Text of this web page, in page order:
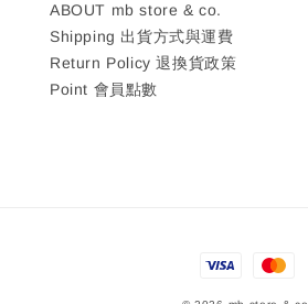
ABOUT mb store & co.
Shipping 出貨方式與運費
Return Policy 退換貨政策
Point 會員點數